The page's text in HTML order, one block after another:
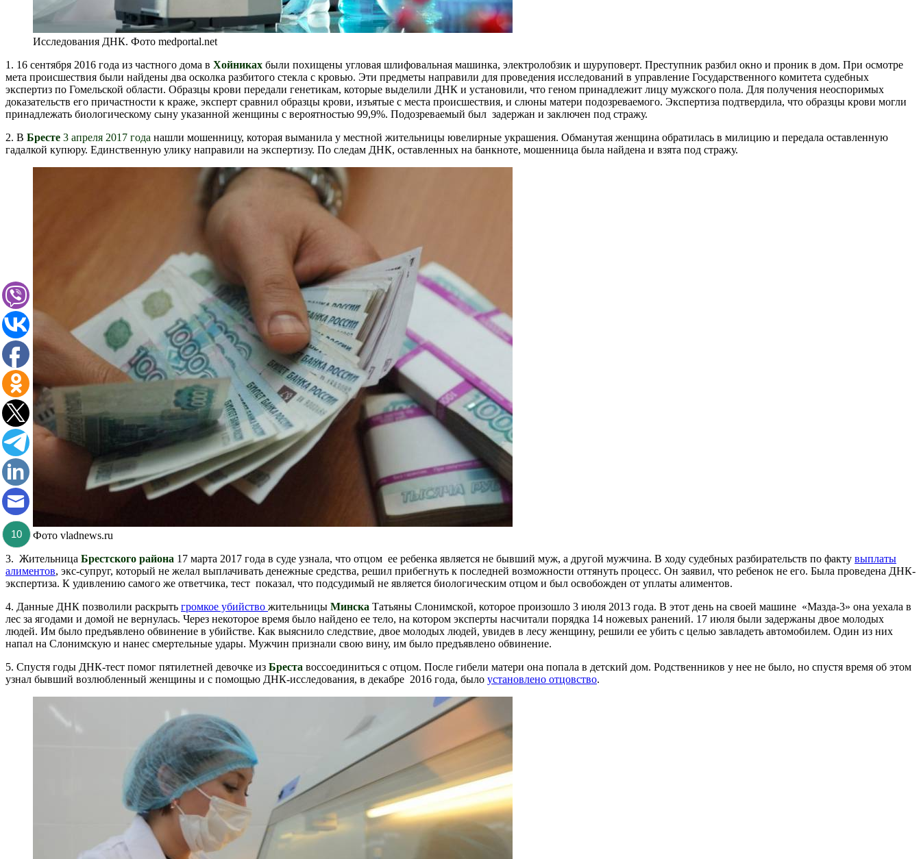
Исследования ДНК. Фото medportal.net
1. 16 сентября 2016 года из частного дома в Хойниках были похищены угловая шлифовальная машинка, электролобзик и шуруповерт. Преступник разбил окно и проник в дом. При осмотре
мета происшествия были найдены два осколка разбитого стекла с кровью. Эти предметы направили для проведения исследований в управление Государственного комитета судебных
экспертиз по Гомельской области. Образцы крови передали генетикам, которые выделили ДНК и установили, что геном принадлежит лицу мужского пола. Для получения неоспоримых
доказательств его причастности к краже, эксперт сравнил образцы крови, изъятые с места происшествия, и слюны матери подозреваемого. Экспертиза подтвердила, что образцы крови могли
принадлежать биологическому сыну указанной женщины с вероятностью 99,9%. Подозреваемый был задержан и заключен под стражу.
2. В Бресте 3 апреля 2017 года нашли мошенницу, которая выманила у местной жительницы ювелирные украшения. Обманутая женщина обратилась в милицию и передала оставленную
гадалкой купюру. Единственную улику направили на экспертизу. По следам ДНК, оставленных на банкноте, мошенница была найдена и взята под стражу.
Фото vladnews.ru
3. Жительница Брестского района 17 марта 2017 года в суде узнала, что отцом ее ребенка является не бывший муж, а другой мужчина. В ходу судебных разбирательств по факту выплаты
алиментов, экс-супруг, который не желал выплачивать денежные средства, решил прибегнуть к последней возможности оттянуть процесс. Он заявил, что ребенок не его. Была проведена ДНК-
экспертиза. К удивлению самого же ответчика, тест показал, что подсудимый не является биологическим отцом и был освобожден от уплаты алиментов.
4. Данные ДНК позволили раскрыть громкое убийство жительницы Минска Татьяны Слонимской, которое произошло 3 июля 2013 года. В этот день на своей машине «Мазда-3» она уехала в
лес за ягодами и домой не вернулась. Через некоторое время было найдено ее тело, на котором эксперты насчитали порядка 14 ножевых ранений. 17 июля были задержаны двое молодых
людей. Им было предъявлено обвинение в убийстве. Как выяснило следствие, двое молодых людей, увидев в лесу женщину, решили ее убить с целью завладеть автомобилем. Один из них
напал на Слонимскую и нанес смертельные удары. Мужчин признали свою вину, им было предъявлено обвинение.
5. Спустя годы ДНК-тест помог пятилетней девочке из Бреста воссоединиться с отцом. После гибели матери она попала в детский дом. Родственников у нее не было, но спустя время об этом
узнал бывший возлюбленный женщины и с помощью ДНК-исследования, в декабре 2016 года, было установлено отцовство.
10